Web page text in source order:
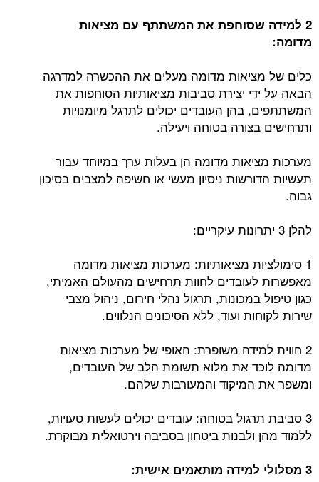
2 למידה שסוחפת את המשתתף עם מציאות
מדומה:
כלים של מציאות מדומה מעלים את ההכשרה למדרגה
הבאה על ידי יצירת סביבות מציאותיות הסוחפות את
המשתתפים, בהן העובדים יכולים לתרגל מיומנויות
ותרחישים בצורה בטוחה ויעילה.
מערכות מציאות מדומה הן בעלות ערך במיוחד עבור
תעשיות הדורשות ניסיון מעשי או חשיפה למצבים בסיכון
גבוה.
להלן 3 יתרונות עיקריים:
1 סימולציות מציאותיות: מערכות מציאות מדומה
מאפשרות לעובדים לחוות תרחישים מהעולם האמיתי,
כגון טיפול במכונות, תרגול נהלי חירום, ניהול מצבי
שירות לקוחות ועוד, ללא הסיכונים הנלווים.
2 חווית למידה משופרת: האופי של מערכות מציאות
מדומה לוכד את מלוא תשומת הלב של העובדים,
ומשפר את המיקוד והמעורבות שלהם.
3 סביבת תרגול בטוחה: עובדים יכולים לעשות טעויות,
ללמוד מהן ולבנות ביטחון בסביבה וירטואלית מבוקרת.
3 מסלולי למידה מותאמים אישית: